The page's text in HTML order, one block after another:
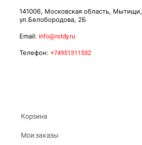
141006, Московская область, Мытищи,
ул.Белобородова, 2Б
Email: info@rstdy.ru
Телефон: +74951311532
Корзина
Мои заказы